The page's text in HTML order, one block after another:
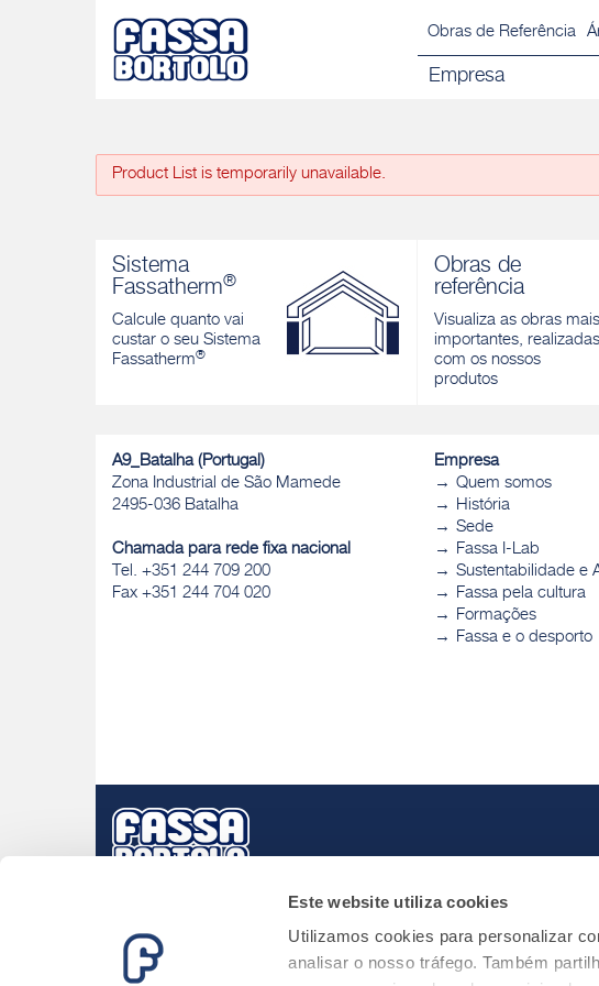
Este website utiliza cookies
Utilizamos cookies para personalizar
analisar o nosso tráfego. Também
Obras de Referência
Empresa
Product List is temporarily unavailable.
Sistema
Fassatherm®
Calcule quanto vai
custar o seu Sistema
Fassatherm®
Obras de
referência
Visualiza as obras mais
importantes, realizadas
com os nossos
produtos
A9_Batalha (Portugal)
Zona Industrial de São Mamede
2495-036 Batalha
Chamada para rede fixa nacional
Tel. +351 244 709 200
Fax +351 244 704 020
Empresa
Quem somos
História
Sede
Fassa I-Lab
Sustentabilidade e
Fassa pela cultura
Formações
Fassa e o desporto